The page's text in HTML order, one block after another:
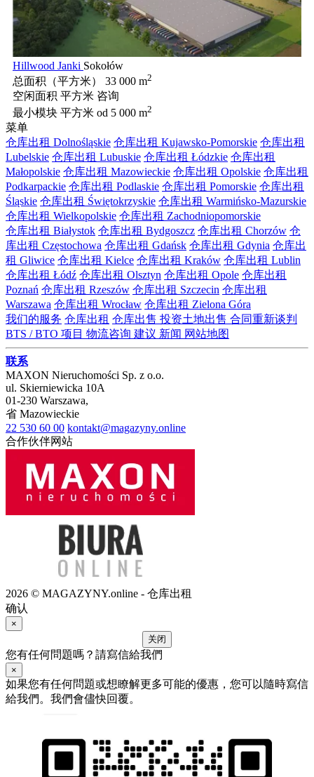
Hillwood Janki Sokołów
总面积（平方米）
33 000 m2
空闲面积 平方米 咨询
最小模块 平方米 od 5 000 m2
菜单
仓库出租 Dolnośląskie 仓库出租 Kujawsko-Pomorskie 仓库出租
Lubelskie 仓库出租 Lubuskie 仓库出租 Łódzkie 仓库出租
Małopolskie 仓库出租 Mazowieckie 仓库出租 Opolskie 仓库出租
Podkarpackie 仓库出租 Podlaskie 仓库出租 Pomorskie 仓库出租
Śląskie 仓库出租 Świętokrzyskie 仓库出租 Warmińsko-Mazurskie
仓库出租 Wielkopolskie 仓库出租 Zachodniopomorskie
仓库出租 Białystok 仓库出租 Bydgoszcz 仓库出租 Chorzów 仓
库出租 Częstochowa 仓库出租 Gdańsk 仓库出租 Gdynia 仓库出
租 Gliwice 仓库出租 Kielce 仓库出租 Kraków 仓库出租 Lublin
仓库出租 Łódź 仓库出租 Olsztyn 仓库出租 Opole 仓库出租
Poznań 仓库出租 Rzeszów 仓库出租 Szczecin 仓库出租
Warszawa 仓库出租 Wrocław 仓库出租 Zielona Góra
我们的服务 仓库出租 仓库出售 投资土地出售 合同重新谈判
BTS / BTO 项目 物流咨询 建议 新闻 网站地图
联系
MAXON Nieruchomości Sp. z o.o.
ul. Skierniewicka 10A
01-230 Warszawa,
省 Mazowieckie
22 530 60 00 kontakt@magazyny.online
合作伙伴网站
2026 © MAGAZYNY.online - 仓库出租
确认
×
关闭
您有任何問題嗎？請寫信給我們
×
如果您有任何問題或想瞭解更多可能的優惠，您可以隨時寫信
給我們。我們會儘快回覆。